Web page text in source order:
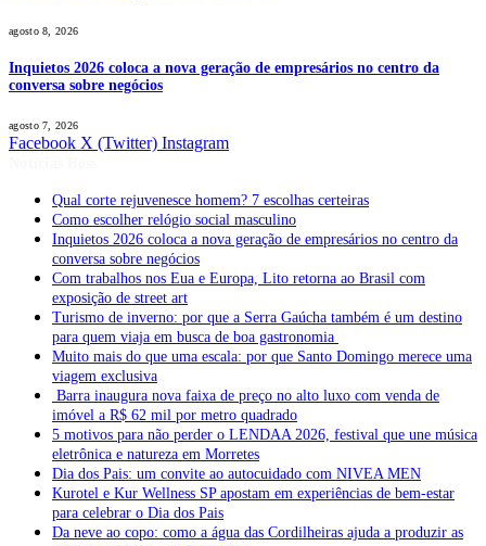
agosto 8, 2026
Inquietos 2026 coloca a nova geração de empresários no centro da
conversa sobre negócios
agosto 7, 2026
Facebook X (Twitter) Instagram
Qual corte rejuvenesce homem? 7 escolhas certeiras
Como escolher relógio social masculino
Inquietos 2026 coloca a nova geração de empresários no centro da
conversa sobre negócios
Com trabalhos nos Eua e Europa, Lito retorna ao Brasil com
exposição de street art
Turismo de inverno: por que a Serra Gaúcha também é um destino
para quem viaja em busca de boa gastronomia
Muito mais do que uma escala: por que Santo Domingo merece uma
viagem exclusiva
Barra inaugura nova faixa de preço no alto luxo com venda de
imóvel a R$ 62 mil por metro quadrado
5 motivos para não perder o LENDAA 2026, festival que une música
eletrônica e natureza em Morretes
Dia dos Pais: um convite ao autocuidado com NIVEA MEN
Kurotel e Kur Wellness SP apostam em experiências de bem-estar
para celebrar o Dia dos Pais
Da neve ao copo: como a água das Cordilheiras ajuda a produzir as